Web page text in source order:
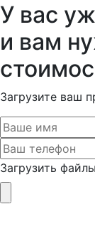
У вас
и вам
Загрузите ваш
Загрузить файлы